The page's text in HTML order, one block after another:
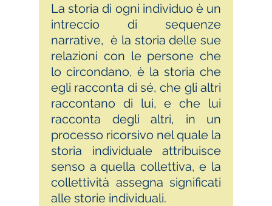
La storia di ogni individuo è un
intreccio di sequenze
narrative, è la storia delle sue
relazioni con le persone che
lo circondano, è la storia che
egli racconta di sé, che gli altri
raccontano di lui, e che lui
racconta degli altri, in un
processo ricorsivo nel quale la
storia individuale attribuisce
senso a quella collettiva, e la
collettività assegna significati
alle storie individuali.